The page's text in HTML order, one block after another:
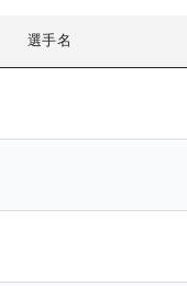
選手名